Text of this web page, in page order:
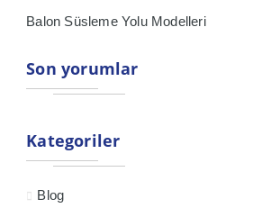
Balon Süsleme Yolu Modelleri
Son yorumlar
Kategoriler
Blog